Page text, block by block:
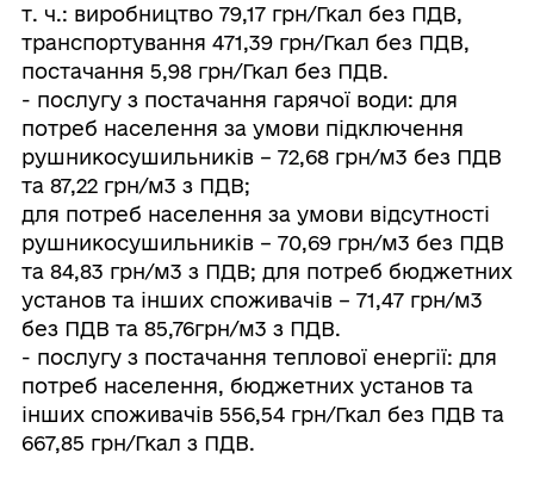
т. ч.: виробництво 79,17 грн/Гкал без ПДВ,
транспортування 471,39 грн/Гкал без ПДВ,
постачання 5,98 грн/Гкал без ПДВ.
- послугу з постачання гарячої води: для
потреб населення за умови підключення
рушникосушильників – 72,68 грн/м3 без ПДВ
та 87,22 грн/м3 з ПДВ;
для потреб населення за умови відсутності
рушникосушильників – 70,69 грн/м3 без ПДВ
та 84,83 грн/м3 з ПДВ; для потреб бюджетних
установ та інших споживачів – 71,47 грн/м3
без ПДВ та 85,76грн/м3 з ПДВ.
- послугу з постачання теплової енергії: для
потреб населення, бюджетних установ та
інших споживачів 556,54 грн/Гкал без ПДВ та
667,85 грн/Гкал з ПДВ.